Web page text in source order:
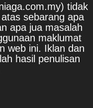
tidak
sebarang apa
apa jua masalah
maklumat
web ini. Iklan dan
hasil penulisan